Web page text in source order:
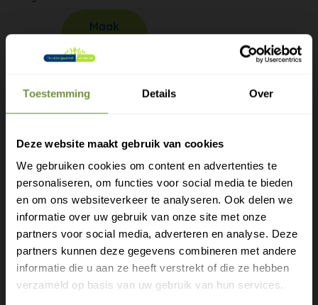
Toestemming Details Over
Deze website maakt gebruik van cookies
We gebruiken cookies om content en advertenties te
personaliseren, om functies voor social media te bieden
en om ons websiteverkeer te analyseren. Ook delen we
informatie over uw gebruik van onze site met onze
partners voor social media, adverteren en analyse. Deze
partners kunnen deze gegevens combineren met andere
informatie die u aan ze heeft verstrekt of die ze hebben
verzameld op basis van uw gebruik van hun services.
€449
Heeft u een vraag of advies
nodig?
Bel of mail ons voor gratis advies of kom
langs in 1 van onze winkels.
Gratis verzending?
Laat je e-mail achter.
Meld je aan voor onze nieuwsbrief en
ontvang direct een gratis verzending